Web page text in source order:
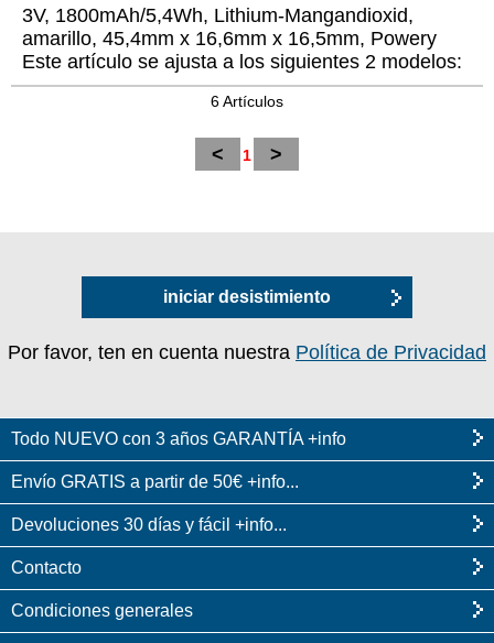
3V, 1800mAh/5,4Wh, Lithium-Mangandioxid,
amarillo, 45,4mm x 16,6mm x 16,5mm, Powery
Este artículo se ajusta a los siguientes 2 modelos:
6 Artículos
< 1 >
iniciar desistimiento
Por favor, ten en cuenta nuestra Política de Privacidad
Todo NUEVO con 3 años GARANTÍA +info
Envío GRATIS a partir de 50€ +info...
Devoluciones 30 días y fácil +info...
Contacto
Condiciones generales